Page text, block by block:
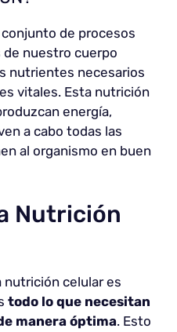
de procesos
de nuestro cuerpo
nutrientes necesarios
vitales. Esta nutrición
energía,
a cabo todas las
al organismo en buen
Nutrición
nutrición celular es
todo lo que necesitan
manera óptima. Esto